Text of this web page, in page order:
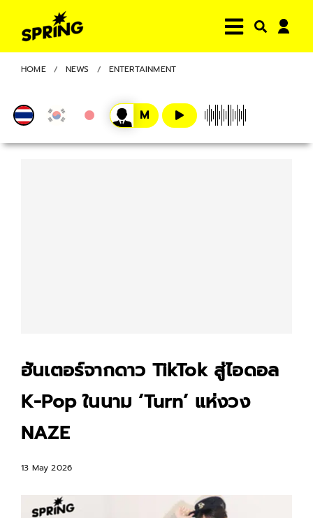
HOME NEWS ENTERTAINMENT
ฮันเตอร์จากดาว TikTok สู่ไอดอล
K-Pop ในนาม ‘Turn’ แห่งวง
NAZE
13 May 2026